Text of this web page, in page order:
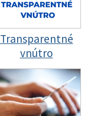
Transparentné
vnútro